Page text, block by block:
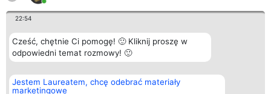
22:54
Cześć, chętnie Ci pomogę! 🙂 Kliknij proszę w
odpowiedni temat rozmowy! 🙂
Jestem Laureatem, chcę odebrać materiały
marketingowe
Organizator plebiscytu
Bright Side Solutions sp. z o.
o. sp. k.
Plebiscyt
Laureaci
Kontakt
Kontakt